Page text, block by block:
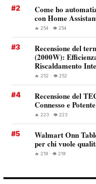
#2
Come ho
con Home
🔥 254 · 👁️ 254
#3
Recensione del
(2000W):
Riscaldamento
🔥 252 · 👁️ 252
#4
Recensione del
Connesso e Potente
🔥 223 · 👁️ 223
#5
Walmart Onn
per chi vuole
🔥 219 · 👁️ 219